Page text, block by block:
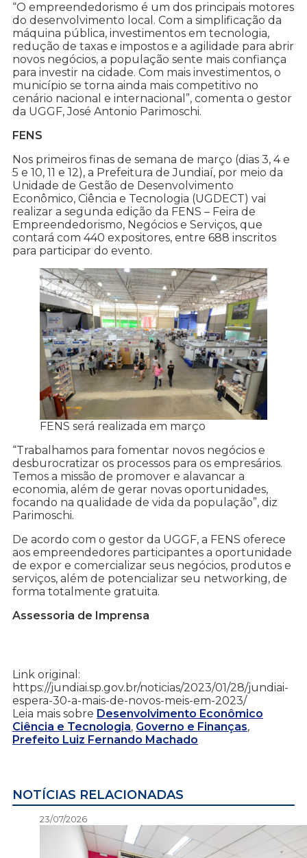
“O empreendedorismo é um dos principais motores
do desenvolvimento local. Com a simplificação da
máquina pública, investimentos em tecnologia,
redução de taxas e impostos e a agilidade para abrir
novos negócios, a população sente mais confiança
para investir na cidade. Com mais investimentos, o
município se torna ainda mais competitivo no
cenário nacional e internacional”, comenta o gestor
da UGGF, José Antonio Parimoschi.
FENS
Nos primeiros finas de semana de março (dias 3, 4 e
5 e 10, 11 e 12), a Prefeitura de Jundiaí, por meio da
Unidade de Gestão de Desenvolvimento
Econômico, Ciência e Tecnologia (UGDECT) vai
realizar a segunda edição da FENS – Feira de
Empreendedorismo, Negócios e Serviços, que
contará com 440 expositores, entre 688 inscritos
para participar do evento.
FENS será realizada em março
“Trabalhamos para fomentar novos negócios e
desburocratizar os processos para os empresários.
Temos a missão de promover e alavancar a
economia, além de gerar novas oportunidades,
focando na qualidade de vida da população”, diz
Parimoschi.
De acordo com o gestor da UGGF, a FENS oferece
aos empreendedores participantes a oportunidade
de expor e comercializar seus negócios, produtos e
serviços, além de potencializar seu networking, de
forma totalmente gratuita.
Assessoria de Imprensa
Link original:
https://jundiai.sp.gov.br/noticias/2023/01/28/jundiai-
espera-30-a-mais-de-novos-meis-em-2023/
Leia mais sobre Desenvolvimento Econômico
Ciência e Tecnologia, Governo e Finanças,
Prefeito Luiz Fernando Machado
NOTÍCIAS RELACIONADAS
23/07/2026